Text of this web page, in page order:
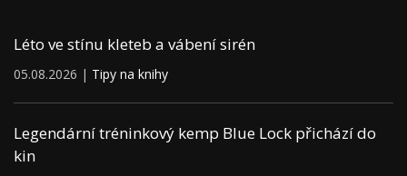
Léto ve stínu kleteb a vábení sirén
05.08.2026 | Tipy na knihy
Legendární tréninkový kemp Blue Lock přichází do
kin